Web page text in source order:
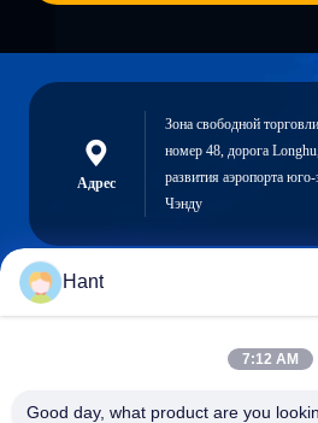
Адрес
Зона свободной
номер 48, дорога
развития аэропорта
Чэнду
Hant
7:12 AM
Good day, what product are you